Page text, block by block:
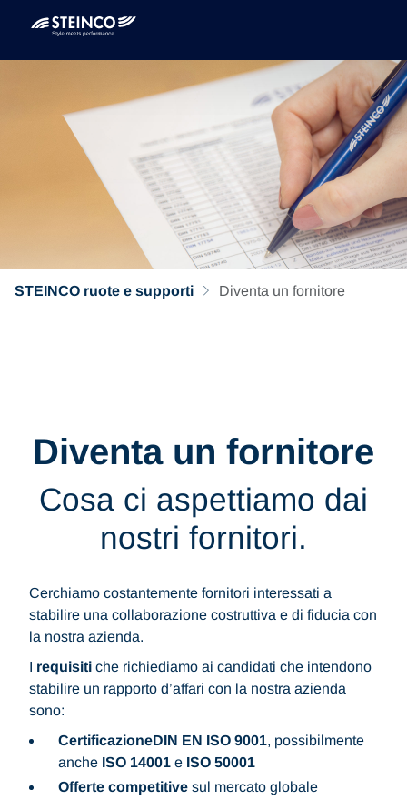
STEINCO ruote e supporti Diventa un fornitore
Diventa un fornitore
Cosa ci aspettiamo dai
nostri fornitori.
Cerchiamo costantemente fornitori interessati a
stabilire una collaborazione costruttiva e di fiducia con
la nostra azienda.
I requisiti che richiediamo ai candidati che intendono
stabilire un rapporto d’affari con la nostra azienda
sono:
CertificazioneDIN EN ISO 9001, possibilmente
anche ISO 14001 e ISO 50001
Offerte competitive sul mercato globale